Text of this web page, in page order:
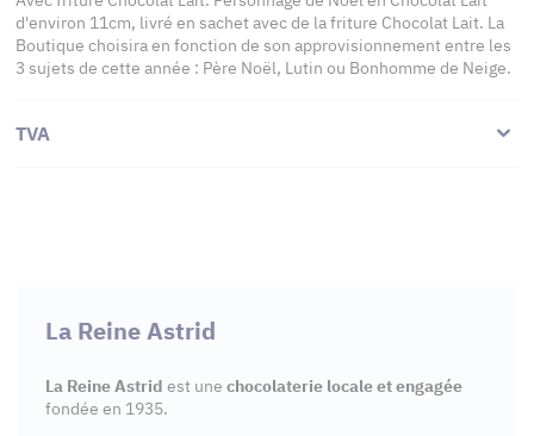
d'environ 11cm, livré en sachet avec de la friture Chocolat Lait. La
Boutique choisira en fonction de son approvisionnement entre les
3 sujets de cette année : Père Noël, Lutin ou Bonhomme de Neige.
TVA
La Reine Astrid
La Reine Astrid est une chocolaterie locale et engagée
fondée en 1935.